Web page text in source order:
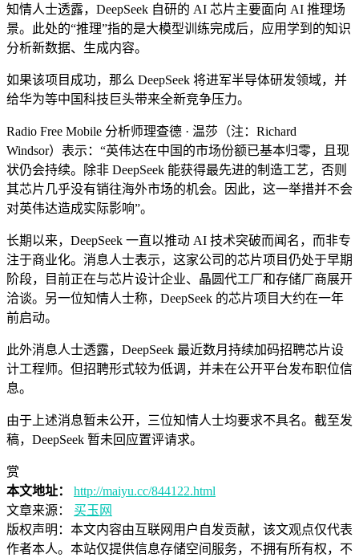
知情人士透露，DeepSeek 自研的 AI 芯片主要面向 AI 推理场
景。此处的“推理”指的是大模型训练完成后，应用学到的知识
分析新数据、生成内容。
如果该项目成功，那么 DeepSeek 将进军半导体研发领域，并
给华为等中国科技巨头带来全新竞争压力。
Radio Free Mobile 分析师理查德 · 温莎（注：Richard
Windsor）表示：“英伟达在中国的市场份额已基本归零，且现
状仍会持续。除非 DeepSeek 能获得最先进的制造工艺，否则
其芯片几乎没有销往海外市场的机会。因此，这一举措并不会
对英伟达造成实际影响”。
长期以来，DeepSeek 一直以推动 AI 技术突破而闻名，而非专
注于商业化。消息人士表示，这家公司的芯片项目仍处于早期
阶段，目前正在与芯片设计企业、晶圆代工厂和存储厂商展开
洽谈。另一位知情人士称，DeepSeek 的芯片项目大约在一年
前启动。
此外消息人士透露，DeepSeek 最近数月持续加码招聘芯片设
计工程师。但招聘形式较为低调，并未在公开平台发布职位信
息。
由于上述消息暂未公开，三位知情人士均要求不具名。截至发
稿，DeepSeek 暂未回应置评请求。
赏
本文地址：
http://maiyu.cc/844122.html
文章来源：
买玉网
版权声明： 本文内容由互联网用户自发贡献，该文观点仅代表
作者本人。本站仅提供信息存储空间服务，不拥有所有权，不